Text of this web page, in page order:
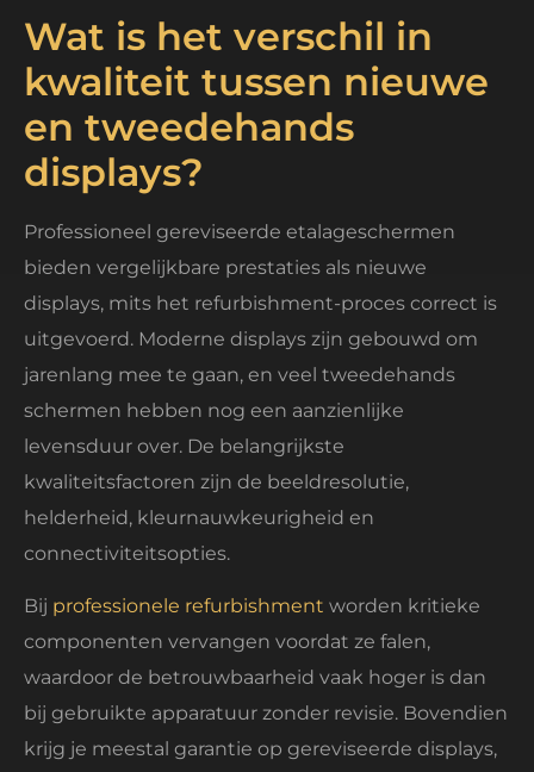
Wat is het verschil in
kwaliteit tussen nieuwe
en tweedehands
displays?
Professioneel gereviseerde etalageschermen
bieden vergelijkbare prestaties als nieuwe
displays, mits het refurbishment-proces correct is
uitgevoerd. Moderne displays zijn gebouwd om
jarenlang mee te gaan, en veel tweedehands
schermen hebben nog een aanzienlijke
levensduur over. De belangrijkste
kwaliteitsfactoren zijn de beeldresolutie,
helderheid, kleurnauwkeurigheid en
connectiviteitsopties.
Bij professionele refurbishment worden kritieke
componenten vervangen voordat ze falen,
waardoor de betrouwbaarheid vaak hoger is dan
bij gebruikte apparatuur zonder revisie. Bovendien
krijg je meestal garantie op gereviseerde displays,